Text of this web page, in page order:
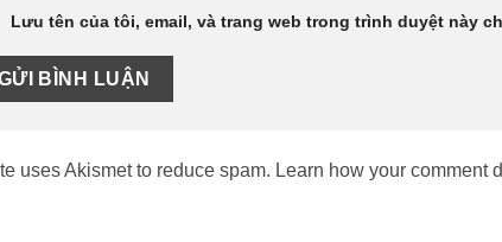
Lưu tên của tôi, email, và trang web trong trình duyệt này
uses Akismet to reduce spam. Learn how your comment